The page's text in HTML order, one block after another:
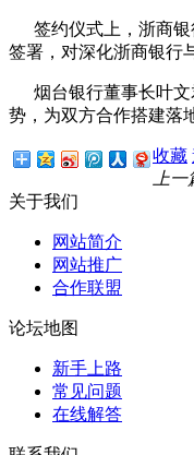
签约仪式上，浙商
签署，对深化浙商银行
烟台银行董事长叶
势，为双方合作搭建落
收藏
上一
关于我们
网站简介
网站推广
合作联盟
论坛地图
新手上路
常见问题
在线解答